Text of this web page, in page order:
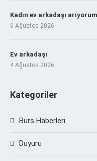
Kadın ev arkadaşı
6 Ağustos 2026
Ev arkadaşı
4 Ağustos 2026
Kategoriler
Burs Haberleri
Duyuru